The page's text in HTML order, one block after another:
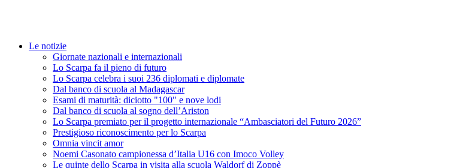
Le notizie
Giornate nazionali e internazionali
Lo Scarpa fa il pieno di futuro
Lo Scarpa celebra i suoi 236 diplomati e diplomate
Dal banco di scuola al Madagascar
Esami di maturità: diciotto "100" e nove lodi
Dal banco di scuola al sogno dell’Ariston
Lo Scarpa premiato per il progetto internazionale “Ambasciatori del Futuro 2026”
Prestigioso riconoscimento per lo Scarpa
Omnia vincit amor
Noemi Casonato campionessa d’Italia U16 con Imoco Volley
Le quinte dello Scarpa in visita alla scuola Waldorf di Zoppè